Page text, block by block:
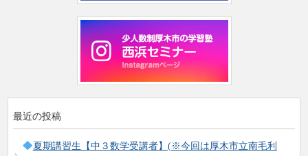
最近の投稿
夏期講習生【中３数学受講者】(※今回は厚木市立南毛利